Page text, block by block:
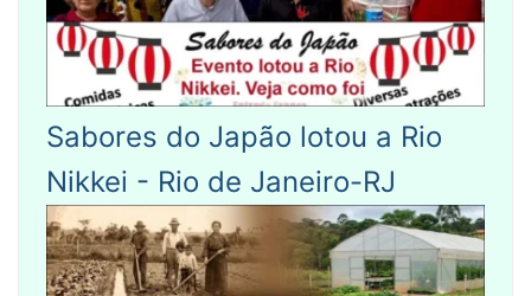
Sabores do Japão lotou a Rio
Nikkei - Rio de Janeiro-RJ